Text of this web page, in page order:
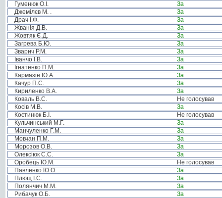
Гуменюк О.І.
За
Джемілєв М. .
За
Драч І.Ф.
За
Жванія Д.В.
За
Жовтяк Є.Д.
За
Загрева Б.Ю.
За
Зварич Р.М.
За
Іванчо І.В.
За
Ігнатенко П.М.
За
Кармазін Ю.А.
За
Качур П.С.
За
Кириленко В.А.
За
Коваль В.С.
Не голосував
Косів М.В.
За
Костинюк Б.І.
Не голосував
Кульчинський М.Г.
За
Манчуленко Г.М.
За
Мовчан П.М.
За
Морозов О.В.
За
Олексіюк С.С.
За
Оробець Ю.М.
Не голосував
Павленко Ю.О.
За
Плющ І.С.
За
Полянчич М.М.
За
Рибачук О.Б.
За